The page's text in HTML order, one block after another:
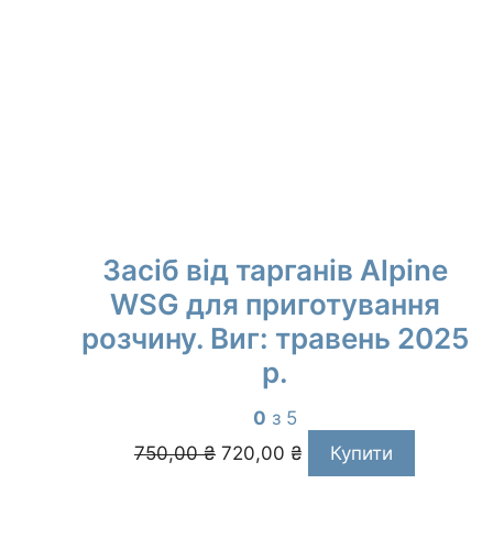
Засіб від тарганів Alpine
WSG для приготування
розчину. Виг: травень 2025
р.
0 з 5
750,00₴
Оригінальна
ціна:
720,00 ₴
Поточна
ціна:
Купити